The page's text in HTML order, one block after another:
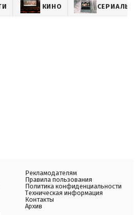
КИНО СЕРИАЛЫ
Рекламодателям
Правила пользования
Политика конфиденциальности
Техническая информация
Контакты
Архив